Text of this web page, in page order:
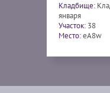
Кладбище:
января
Участок: 38
Место:eA8w